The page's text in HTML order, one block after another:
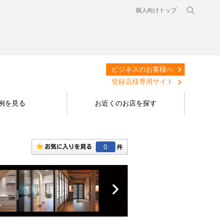
個人向けトップ
ビジネスのお客様へ
登録店様専用サイト
を見る お近くのお店を探す
0